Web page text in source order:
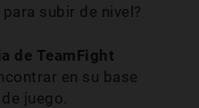
para subir de nivel?
de TeamFight
en su base
juego.